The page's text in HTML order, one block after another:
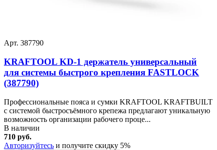
Арт. 387790
KRAFTOOL KD-1 держатель универсальный
для системы быстрого крепления FASTLOCK
(387790)
Профессиональные пояса и сумки KRAFTOOL KRAFTBUILT
с системой быстросъёмного крепежа предлагают уникальную
возможность организации рабочего проце...
В наличии
710 руб.
Авторизуйтесь и получите скидку 5%